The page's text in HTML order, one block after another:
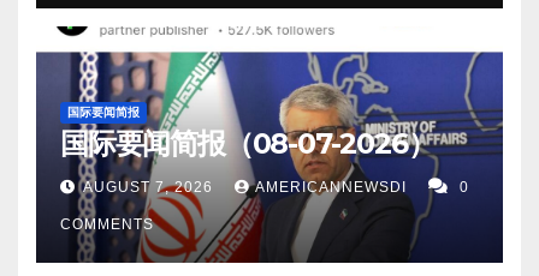
已经接种了国产新冠病毒疫苗。该消息是作为提高疫
苗接种率运动的一部分发布的，尤其是加强剂。中国
国家卫生健康委员会副主任曾益新表示，这表明了领
导层对中国疫苗的信心。 15。CNN Money Fear and
Greed 指数显示，尽管周五美国股市仍处于“恐惧”区
域，但随着科技股大幅上涨，整体恐惧水平继续缓
解，它们正在缓慢向“中性”区域移动。 16。今天下
午，SpaceX 成功发射了 2022 年的第 32 次猎鹰 9 号
触发免疫系统对抗病毒。 12。英国将向太平洋派遣一
支核潜艇舰队，这是阻止中国在该地区扩张的决定性
举措。这一戏剧性的决定可能会让英国潜艇在澳大利
亚驻扎到 2040 年，并在与中国相距甚远的范围内运
行。 13。康涅狄格州纽黑文 — COVID 的 Omicron 变
种已被证明是迄今为止最具传染性的病毒株。 目前，
耶鲁大学的科学家们开发了一种新疫苗，可以针对两
碑，该反应堆的设计运行温度为 3000 万摄氏度。 通
过达到 7500 万摄氏度，它超过了 250% 的性能目标。
9。华盛顿（美联社）——美国总统乔·拜登周三表示，
美国军方官员认为，众议院议长南希·佩洛西目前访问
台湾“不是一个好主意”。 10。报道称，中国当局部署
了坦克，试图平息那些无法从受危机影响的银行取出
储蓄人的大规模抗议。据《经济时报》报道，中国河
国际要闻简报
国际要闻简报（08-07-2026）
AUGUST 7, 2026 AMERICANNEWSDI 0
COMMENTS